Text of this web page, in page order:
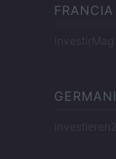
FRANCIA
InvestirMag